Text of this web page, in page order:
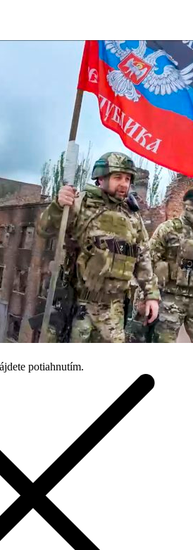
potiahnutím.